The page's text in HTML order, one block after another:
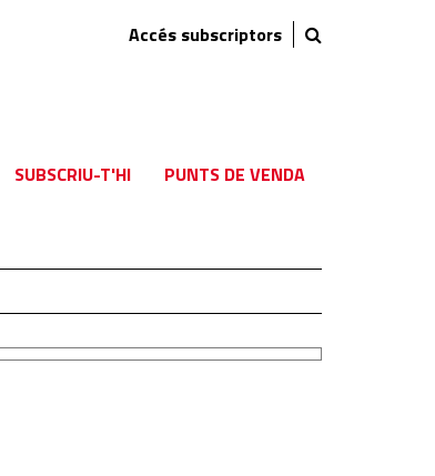
Accés subscriptors
SUBSCRIU-T'HI PUNTS DE VENDA